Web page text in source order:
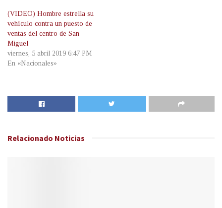
(VIDEO) Hombre estrella su
vehículo contra un puesto de
ventas del centro de San
Miguel
viernes, 5 abril 2019 6:47 PM
En «Nacionales»
Relacionado Noticias